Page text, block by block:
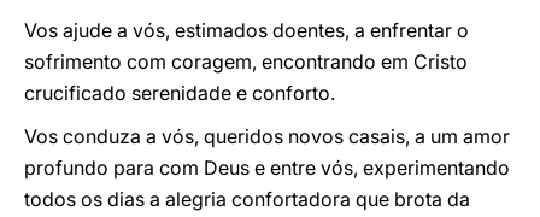
Vos ajude a vós, estimados doentes, a enfrentar o
sofrimento com coragem, encontrando em Cristo
crucificado serenidade e conforto.
Vos conduza a vós, queridos novos casais, a um amor
profundo para com Deus e entre vós, experimentando
todos os dias a alegria confortadora que brota da